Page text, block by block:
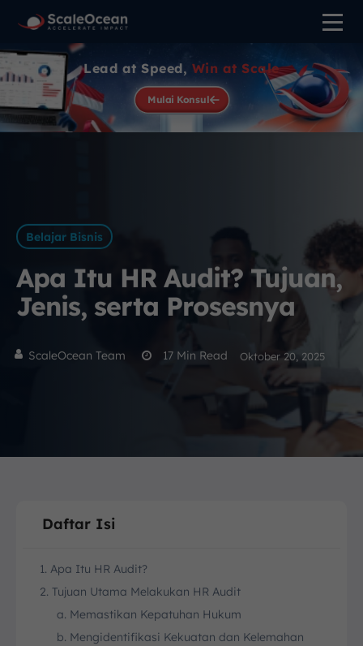
Lead at Speed, Win at Scale
Mulai Konsul
Belajar Bisnis
Apa Itu HR Audit? Tujuan,
Jenis, serta Prosesnya
ScaleOcean Team 17 Min Read Oktober 20, 2025
Daftar Isi
1. Apa Itu HR Audit?
2. Tujuan Utama Melakukan HR Audit
a. Memastikan Kepatuhan Hukum
b. Mengidentifikasi Kekuatan dan Kelemahan